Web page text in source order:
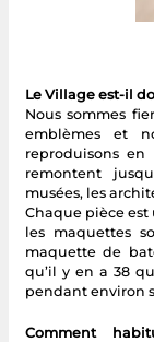
Le Village est-il
Nous sommes
emblèmes et
reproduisons en
remontent
musées, les
Chaque pièce est
les maquettes
maquette de
qu’il y en a 38
pendant environ
Comment